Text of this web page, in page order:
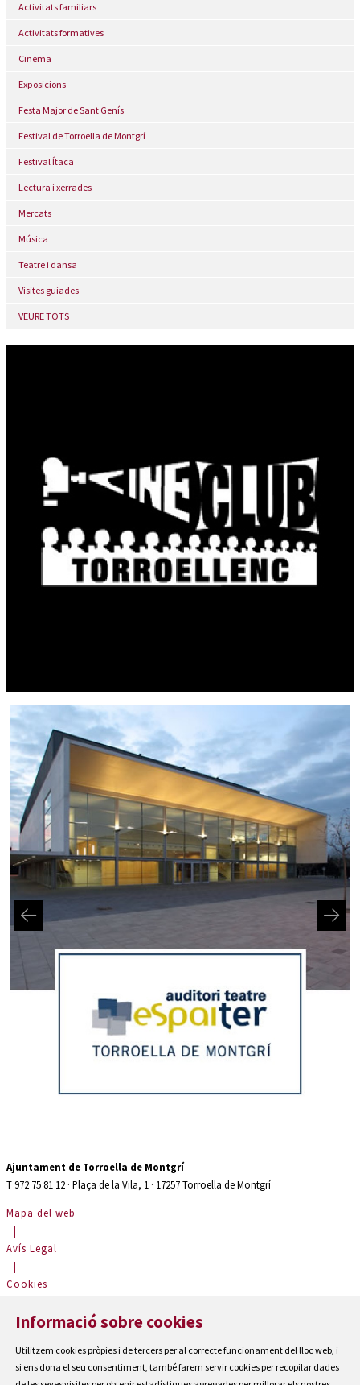
Activitats familiars
Activitats formatives
Cinema
Exposicions
Festa Major de Sant Genís
Festival de Torroella de Montgrí
Festival Ítaca
Lectura i xerrades
Mercats
Música
Teatre i dansa
Visites guiades
VEURE TOTS
Ajuntament de Torroella de Montgrí
T 972 75 81 12 · Plaça de la Vila, 1 · 17257 Torroella de Montgrí
Mapa del web
|
Avís Legal
|
Cookies
Contactar
Accessibilitat
Informació sobre cookies
Utilitzem cookies pròpies i de tercers per al correcte funcionament del lloc web, i
si ens dona el seu consentiment, també farem servir cookies per recopilar dades